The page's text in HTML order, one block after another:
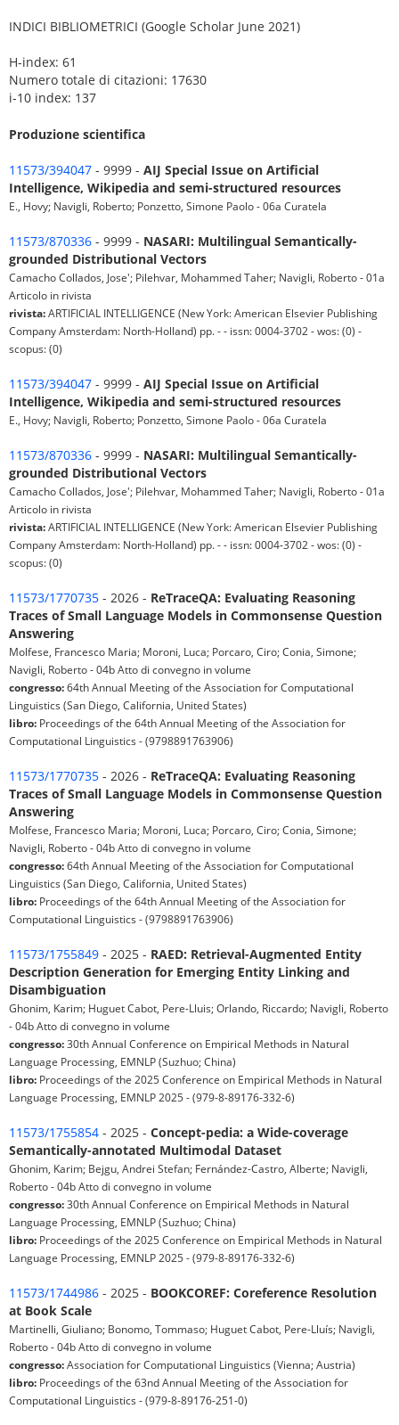
INDICI BIBLIOMETRICI (Google Scholar June 2021)
H-index: 61
Numero totale di citazioni: 17630
i-10 index: 137
Produzione scientifica
11573/394047 - 9999 - AIJ Special Issue on Artificial
Intelligence, Wikipedia and semi-structured resources
E., Hovy; Navigli, Roberto; Ponzetto, Simone Paolo - 06a Curatela
11573/870336 - 9999 - NASARI: Multilingual Semantically-
grounded Distributional Vectors
Camacho Collados, Jose'; Pilehvar, Mohammed Taher; Navigli, Roberto - 01a
Articolo in rivista
rivista:ARTIFICIAL INTELLIGENCE (New York: American Elsevier Publishing
Company Amsterdam: North-Holland) pp. - - issn: 0004-3702 - wos: (0) -
scopus: (0)
11573/394047 - 9999 - AIJ Special Issue on Artificial
Intelligence, Wikipedia and semi-structured resources
E., Hovy; Navigli, Roberto; Ponzetto, Simone Paolo - 06a Curatela
11573/870336 - 9999 - NASARI: Multilingual Semantically-
grounded Distributional Vectors
Camacho Collados, Jose'; Pilehvar, Mohammed Taher; Navigli, Roberto - 01a
Articolo in rivista
rivista:ARTIFICIAL INTELLIGENCE (New York: American Elsevier Publishing
Company Amsterdam: North-Holland) pp. - - issn: 0004-3702 - wos: (0) -
scopus: (0)
11573/1770735 - 2026 - ReTraceQA: Evaluating Reasoning
Traces of Small Language Models in Commonsense Question
Answering
Molfese, Francesco Maria; Moroni, Luca; Porcaro, Ciro; Conia, Simone;
Navigli, Roberto - 04b Atto di convegno in volume
congresso:64th Annual Meeting of the Association for Computational
Linguistics (San Diego, California, United States)
libro: Proceedings of the 64th Annual Meeting of the Association for
Computational Linguistics - (9798891763906)
11573/1770735 - 2026 - ReTraceQA: Evaluating Reasoning
Traces of Small Language Models in Commonsense Question
Answering
Molfese, Francesco Maria; Moroni, Luca; Porcaro, Ciro; Conia, Simone;
Navigli, Roberto - 04b Atto di convegno in volume
congresso:64th Annual Meeting of the Association for Computational
Linguistics (San Diego, California, United States)
libro: Proceedings of the 64th Annual Meeting of the Association for
Computational Linguistics - (9798891763906)
11573/1755849 - 2025 - RAED: Retrieval-Augmented Entity
Description Generation for Emerging Entity Linking and
Disambiguation
Ghonim, Karim; Huguet Cabot, Pere-Lluis; Orlando, Riccardo; Navigli, Roberto
- 04b Atto di convegno in volume
congresso:30th Annual Conference on Empirical Methods in Natural
Language Processing, EMNLP (Suzhuo; China)
libro: Proceedings of the 2025 Conference on Empirical Methods in Natural
Language Processing, EMNLP 2025 - (979-8-89176-332-6)
11573/1755854 - 2025 - Concept-pedia: a Wide-coverage
Semantically-annotated Multimodal Dataset
Ghonim, Karim; Bejgu, Andrei Stefan; Fernández-Castro, Alberte; Navigli,
Roberto - 04b Atto di convegno in volume
congresso:30th Annual Conference on Empirical Methods in Natural
Language Processing, EMNLP (Suzhuo; China)
libro: Proceedings of the 2025 Conference on Empirical Methods in Natural
Language Processing, EMNLP 2025 - (979-8-89176-332-6)
11573/1744986 - 2025 - BOOKCOREF: Coreference Resolution
at Book Scale
Martinelli, Giuliano; Bonomo, Tommaso; Huguet Cabot, ‪Pere-Lluís; Navigli,
Roberto - 04b Atto di convegno in volume
congresso:Association for Computational Linguistics (Vienna; Austria)
libro: Proceedings of the 63nd Annual Meeting of the Association for
Computational Linguistics - (979-8-89176-251-0)